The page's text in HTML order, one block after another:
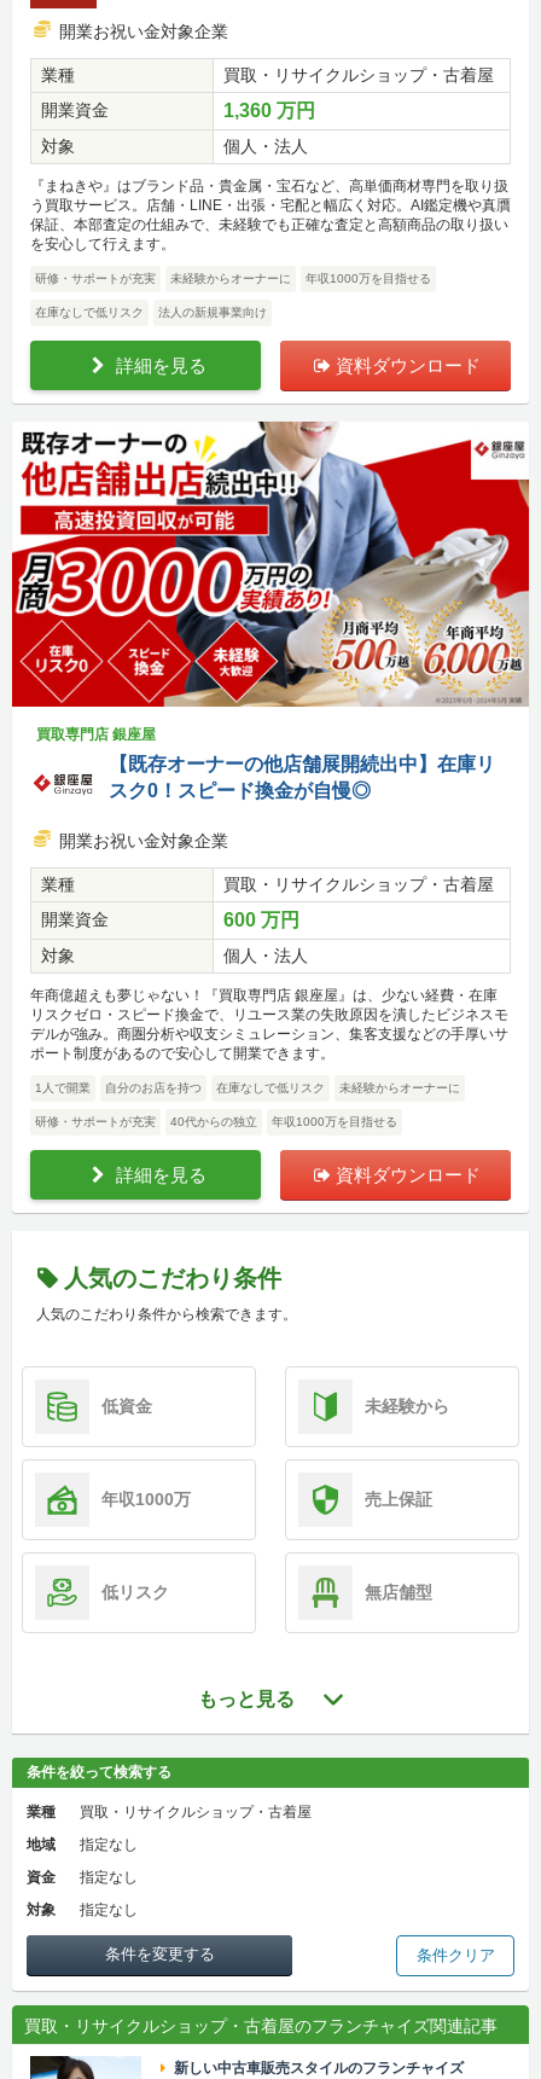
開業お祝い金対象企業
業種
買取・リサイクルショップ・古着屋
開業資金
1,360 万円
対象 個人・法人
『まねきや』はブランド品・貴金属・宝石など、高単価商材専門を取り扱
う買取サービス。店舗・LINE・出張・宅配と幅広く対応。AI鑑定機や真贋
保証、本部査定の仕組みで、未経験でも正確な査定と高額商品の取り扱い
を安心して行えます。
研修・サポートが充実 未経験からオーナーに 年収1000万を目指せる
在庫なしで低リスク 法人の新規事業向け
詳細を見る 資料ダウンロード
買取専門店 銀座屋
【既存オーナーの他店舗展開続出中】在庫リ
スク0！スピード換金が自慢◎
開業お祝い金対象企業
業種
買取・リサイクルショップ・古着屋
開業資金
600 万円
対象 個人・法人
年商億超えも夢じゃない！『買取専門店 銀座屋』は、少ない経費・在庫
リスクゼロ・スピード換金で、リユース業の失敗原因を潰したビジネスモ
デルが強み。商圏分析や収支シミュレーション、集客支援などの手厚いサ
ポート制度があるので安心して開業できます。
1人で開業 自分のお店を持つ 在庫なしで低リスク 未経験からオーナーに
研修・サポートが充実 40代からの独立 年収1000万を目指せる
詳細を見る 資料ダウンロード
人気のこだわり条件
人気のこだわり条件から検索できます。
低資金 未経験から
年収1000万 売上保証
低リスク 無店舗型
もっと見る
条件を絞って検索する
業種
買取・リサイクルショップ・古着屋
地域
指定なし
資金
指定なし
対象
指定なし
条件を変更する 条件クリア
買取・リサイクルショップ・古着屋のフランチャイズ関連記事
新しい中古車販売スタイルのフランチャイズ